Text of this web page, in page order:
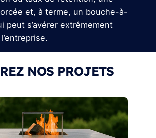
et, à terme, un bouche-à-
peut s’avérer extrêmement
NOS PROJETS